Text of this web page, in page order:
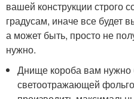
вашей конструкции строго
градусам, иначе все будет
а может быть, просто не
нужно.
Днище короба вам нужно
светоотражающей